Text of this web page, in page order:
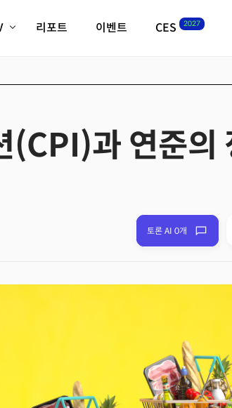
시그널
리포트 이벤트 CES 2027
필드 가이드
CES2027 with
(CPI)과 연준의
토론 AI 0개
Facebook Twitter